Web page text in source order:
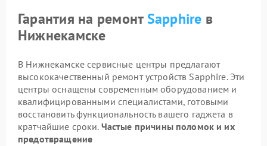
Гарантия на ремонтSapphire в
Нижнекамске
В Нижнекамске сервисные центры предлагают
высококачественный ремонт устройств Sapphire. Эти
центры оснащены современным оборудованием и
квалифицированными специалистами, готовыми
восстановить функциональность вашего гаджета в
кратчайшие сроки. Частые причины поломок и их
предотвращение